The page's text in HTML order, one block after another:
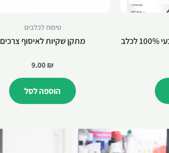
שמן סלמון נורווגי 1ליטר טבעי 100% לכלב
טיפוח לכלבים
מתקן שקיות לאיסוף צרכים
9.00 ₪
הוספה לסל